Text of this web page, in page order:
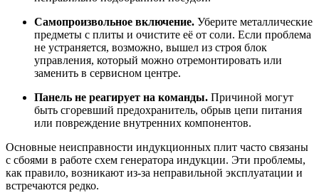
Самопроизвольное включение. Уберите металлические
предметы с плиты и очистите её от соли. Если проблема
не устраняется, возможно, вышел из строя блок
управления, который можно отремонтировать или
заменить в сервисном центре.
Панель не реагирует на команды. Причиной могут
быть сгоревший предохранитель, обрыв цепи питания
или повреждение внутренних компонентов.
Основные неисправности индукционных плит часто связаны
с сбоями в работе схем генератора индукции. Эти проблемы,
как правило, возникают из-за неправильной эксплуатации и
встречаются редко.